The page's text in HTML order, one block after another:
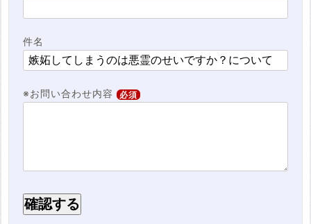
件名
※お問い合わせ内容 必須